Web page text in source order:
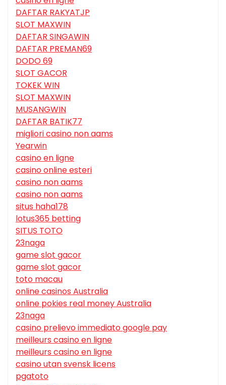
DAFTAR RAKYATJP
SLOT MAXWIN
DAFTAR SINGAWIN
DAFTAR PREMAN69
DODO 69
SLOT GACOR
TOKEK WIN
SLOT MAXWIN
MUSANGWIN
DAFTAR BATIK77
migliori casino non aams
Yearwin
casino en ligne
casino online esteri
casino non aams
casino non aams
situs haha178
lotus365 betting
SITUS TOTO
23naga
game slot gacor
game slot gacor
toto macau
online casinos Australia
online pokies real money Australia
23naga
casino prelievo immediato google pay
meilleurs casino en ligne
meilleurs casino en ligne
casino utan svensk licens
pgatoto